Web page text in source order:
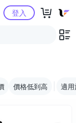
中心登入
價格低到高 適